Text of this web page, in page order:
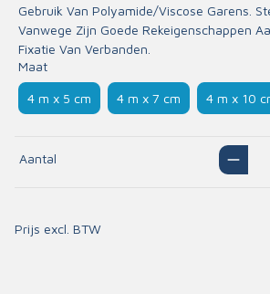
Gebruik Van Polyamide/Viscose Garens.
Vanwege Zijn Goede Rekeigenschappen
Fixatie Van Verbanden.
Maat
4 m x 5 cm 4 m x 7 cm 4 m x 10
Aantal
Prijs excl. BTW